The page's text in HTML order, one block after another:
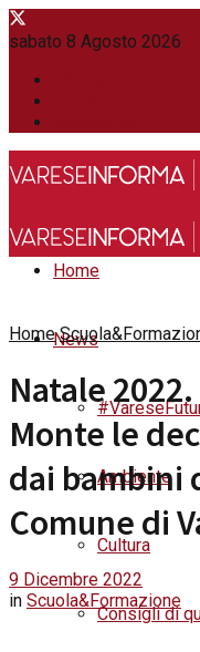
sabato 8 Agosto 2026
Home
News
Ambiente
Cultura
Consigli di
Home
Natale
Monte le
dai bambini
Comune di
9 Dicembre 2022
in Scuola&Formazione